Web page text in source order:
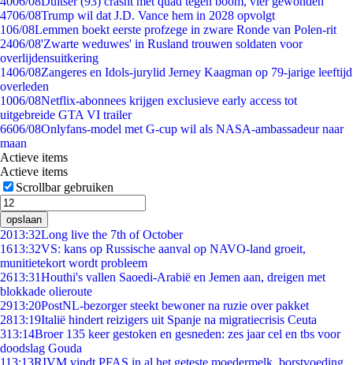
4706/08Trump wil dat J.D. Vance hem in 2028 opvolgt
106/08Lemmen boekt eerste profzege in zware Ronde van Polen-rit
2406/08'Zwarte weduwes' in Rusland trouwen soldaten voor
overlijdensuitkering
1406/08Zangeres en Idols-jurylid Jerney Kaagman op 79-jarige leeftijd
overleden
1006/08Netflix-abonnees krijgen exclusieve early access tot
uitgebreide GTA VI trailer
6606/08Onlyfans-model met G-cup wil als NASA-ambassadeur naar
maan
Actieve items
Actieve items
Scrollbar gebruiken
opslaan
2013:32Long live the 7th of October
1613:32VS: kans op Russische aanval op NAVO-land groeit,
munitietekort wordt probleem
2613:31Houthi's vallen Saoedi-Arabië en Jemen aan, dreigen met
blokkade olieroute
2913:20PostNL-bezorger steekt bewoner na ruzie over pakket
2813:19Italië hindert reizigers uit Spanje na migratiecrisis Ceuta
313:14Broer 135 keer gestoken en gesneden: zes jaar cel en tbs voor
doodslag Gouda
113:13RIVM vindt PFAS in al het geteste moedermelk, borstvoeding